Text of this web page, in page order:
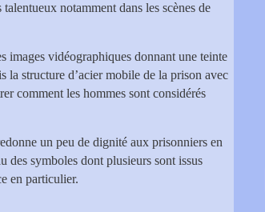
notamment dans les scènes de
images vidéographiques donnant une teinte
la structure d’acier mobile de la prison avec
comment les hommes sont considérés
un peu de dignité aux prisonniers en
des symboles dont plusieurs sont issus
en particulier.